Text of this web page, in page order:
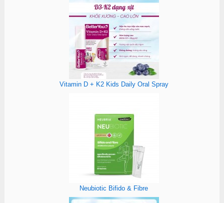
Vitamin D + K2 Kids Daily Oral Spray
Neubiotic Bifido & Fibre